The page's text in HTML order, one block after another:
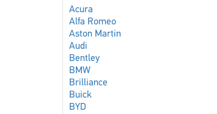
Acura
Alfa Romeo
Aston Martin
Audi
Bentley
BMW
Brilliance
Buick
BYD